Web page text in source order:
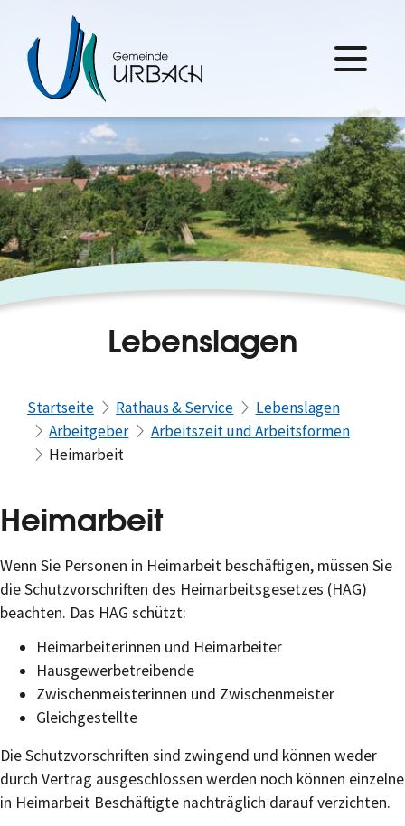
Lebenslagen
Startseite Rathaus & Service
Lebenslagen
Arbeitgeber
Arbeitszeit und Arbeitsformen
Heimarbeit
Heimarbeit
Wenn Sie Personen in Heimarbeit beschäftigen, müssen Sie
die Schutzvorschriften des Heimarbeitsgesetzes (HAG)
beachten. Das HAG schützt:
Heimarbeiterinnen und Heimarbeiter
Hausgewerbetreibende
Zwischenmeisterinnen und Zwischenmeister
Gleichgestellte
Die Schutzvorschriften sind zwingend und können weder
durch Vertrag ausgeschlossen werden noch können einzelne
in Heimarbeit Beschäftigte nachträglich darauf verzichten.